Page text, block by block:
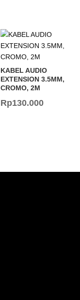
KABEL AUDIO
EXTENSION 3.5MM,
CROMO, 2M
Rp130.000